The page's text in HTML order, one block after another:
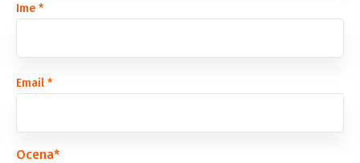
Ime *
Email *
Ocena*